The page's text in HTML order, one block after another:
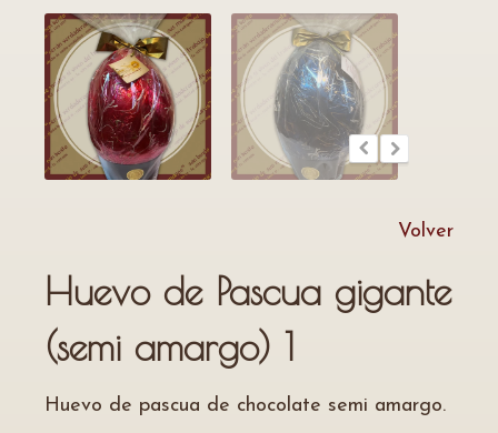
Volver
Huevo de Pascua gigante
(semi amargo) 1
Huevo de pascua de chocolate semi amargo.